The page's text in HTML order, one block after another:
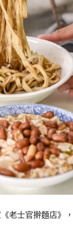
老士官擀麵店》